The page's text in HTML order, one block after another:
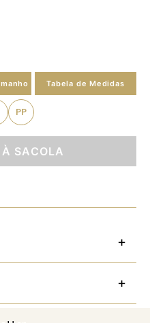
Tabela de Medidas
PP
SACOLA